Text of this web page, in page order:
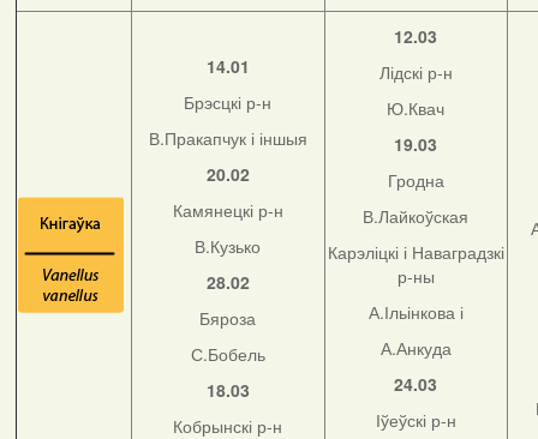
14.01
Брэсцкі р-н
В.Пракапчук і іншыя
20.02
Камянецкі р-н
В.Кузько
28.02
Бяроза
С.Бобель
18.03
Кобрынскі р-н
12.03
Лідскі р-н
Ю.Квач
19.03
Гродна
В.Лайкоўская
Карэліцкі і Наваградзкі
р-ны
А.Ільінкова і
А.Анкуда
24.03
Іўеўскі р-н